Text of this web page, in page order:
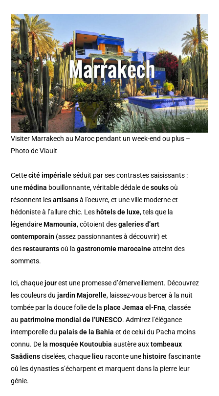
Visiter Marrakech au Maroc pendant un week-end ou plus –
Photo de Viault
Cettecité impérialeséduit par ses contrastes saisissants :
unemédina bouillonnante, véritable dédale desouksoù
résonnent lesartisansà l’oeuvre, et une ville moderne et
hédoniste à l’allure chic. Les hôtels de luxe, tels que la
légendaire Mamounia, côtoient desgaleries d’art
contemporain (assez passionnantes à découvrir) et
desrestaurantsoù lagastronomie marocaineatteint des
sommets.
Ici, chaquejourest une promesse d’émerveillement. Découvrez
les couleurs dujardin Majorelle, laissez-vous bercer à la nuit
tombée par la douce folie de laplace Jemaa el-Fna, classée
aupatrimoine mondial de l’UNESCO. Admirez l’élégance
intemporelle dupalais de la Bahia et de celui du Pacha moins
connu. De lamosquée Koutoubia austère auxtombeaux
Saâdiensciselées, chaque lieu raconte une histoirefascinante
où les dynasties s’écharpent et marquent dans la pierre leur
génie.